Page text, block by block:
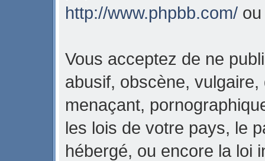
http://www.phpbb.com/
Vous acceptez de ne
abusif, obscène,
menaçant,
les lois de votre pays, le
hébergé, ou encore la loi